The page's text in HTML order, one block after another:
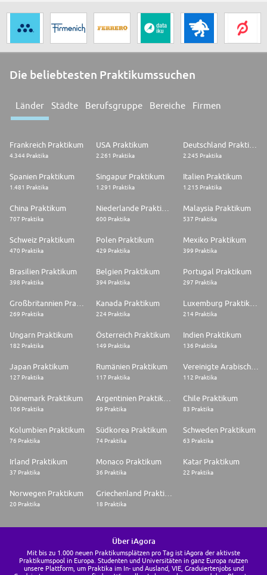
Die beliebtesten Praktikumssuchen
Länder Städte Berufsgruppe Bereiche Firmen
Frankreich Praktikum
4.344 Praktika
USA Praktikum
2.261 Praktika
Deutschland Praktikum
2.245 Praktika
Spanien Praktikum
1.481 Praktika
Singapur Praktikum
1.291 Praktika
Italien Praktikum
1.215 Praktika
China Praktikum
707 Praktika 600 Praktika
Malaysia Praktikum
537 Praktika
Schweiz Praktikum
470 Praktika
Polen Praktikum
429 Praktika
Mexiko Praktikum
399 Praktika
Brasilien Praktikum
398 Praktika
Belgien Praktikum
394 Praktika
Portugal Praktikum
297 Praktika
269 Praktika
Kanada Praktikum
224 Praktika 214 Praktika
Ungarn Praktikum
182 Praktika
Österreich Praktikum
149 Praktika
Indien Praktikum
136 Praktika
Japan Praktikum
127 Praktika
Rumänien Praktikum
117 Praktika
Vereinigte Arabische Emirate Praktikum
112 Praktika
Dänemark Praktikum
106 Praktika 99 Praktika
Chile Praktikum
83 Praktika
Kolumbien Praktikum
76 Praktika
Südkorea Praktikum
74 Praktika
Schweden Praktikum
63 Praktika
Irland Praktikum
37 Praktika
Monaco Praktikum
36 Praktika
Katar Praktikum
22 Praktika
Norwegen Praktikum
20 Praktika 18 Praktika
Über iAgora
Mit bis zu 1.000 neuen Praktikumsplätzen pro Tag ist iAgora der aktivste
Praktikumspool in Europa. Studenten und Universitäten in ganz Europa nutzen
unsere Plattform, um Praktika im In- und Ausland, VIE, Graduiertenjobs und